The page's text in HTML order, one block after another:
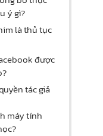
ý gì?
là thủ tục
được
tác giả
máy tính